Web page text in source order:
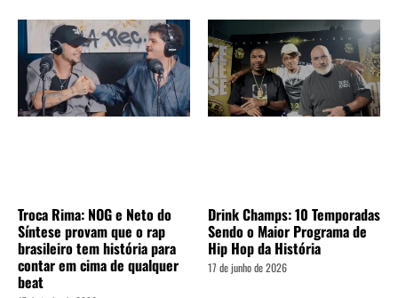
Troca Rima: NOG e Neto do
Síntese provam que o rap
brasileiro tem história para
contar em cima de qualquer
beat
Drink Champs: 10 Temporadas
Sendo o Maior Programa de
Hip Hop da História
17 de junho de 2026